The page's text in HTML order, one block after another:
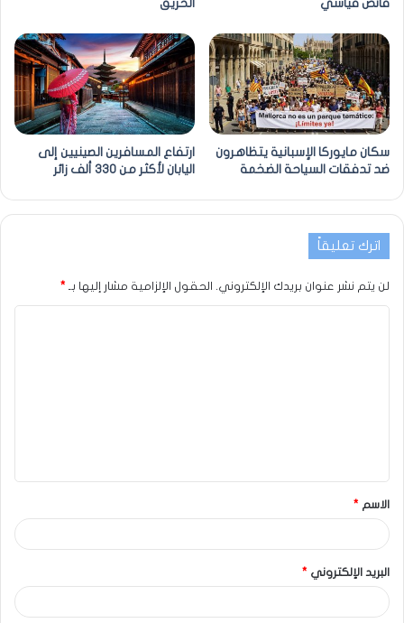
فائض قياسي
الحريق
سكان مايوركا الإسبانية يتظاهرون
ضد تدفقات السياحة الضخمة
ارتفاع المسافرين الصينيين إلى
اليابان لأكثر من 330 ألف زائر
اترك تعليقاً
لن يتم نشر عنوان بريدك الإلكتروني. الحقول الإلزامية مشار إليها بـ *
الاسم *
البريد الإلكتروني *